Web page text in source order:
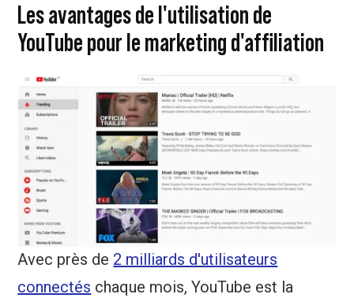
Les avantages de l'utilisation de
YouTube pour le marketing d'affiliation
Avec près de 2 milliards d'utilisateurs
connectés chaque mois, YouTube est la